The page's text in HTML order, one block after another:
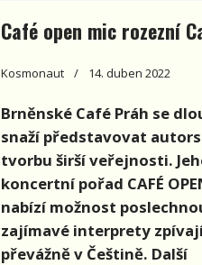
Café open mic rozezní
Kosmonaut 14. duben 2022
Brněnské Café Práh se
snaží představovat
tvorbu širší veřejnosti.
koncertní pořad CAFÉ
nabízí možnost
zajímavé interprety
převážně v Češtině. Další